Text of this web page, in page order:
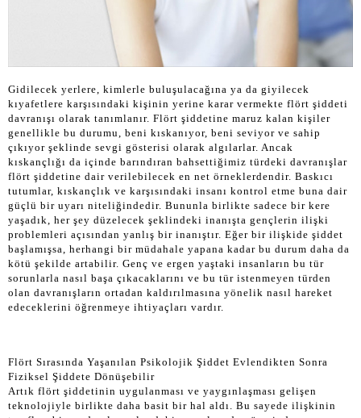
Gidilecek yerlere, kimlerle buluşulacağına ya da giyilecek
kıyafetlere karşısındaki kişinin yerine karar vermekte flört şiddeti
davranışı olarak tanımlanır. Flört şiddetine maruz kalan kişiler
genellikle bu durumu, beni kıskanıyor, beni seviyor ve sahip
çıkıyor şeklinde sevgi gösterisi olarak algılarlar. Ancak
kıskançlığı da içinde barındıran bahsettiğimiz türdeki davranışlar
flört şiddetine dair verilebilecek en net örneklerdendir. Baskıcı
tutumlar, kıskançlık ve karşısındaki insanı kontrol etme buna dair
güçlü bir uyarı niteliğindedir. Bununla birlikte sadece bir kere
yaşadık, her şey düzelecek şeklindeki inanışta gençlerin ilişki
problemleri açısından yanlış bir inanıştır. Eğer bir ilişkide şiddet
başlamışsa, herhangi bir müdahale yapana kadar bu durum daha da
kötü şekilde artabilir. Genç ve ergen yaştaki insanların bu tür
sorunlarla nasıl başa çıkacaklarını ve bu tür istenmeyen türden
olan davranışların ortadan kaldırılmasına yönelik nasıl hareket
edeceklerini öğrenmeye ihtiyaçları vardır.
Flört Sırasında Yaşanılan Psikolojik Şiddet Evlendikten Sonra
Fiziksel Şiddete Dönüşebilir
Artık flört şiddetinin uygulanması ve yaygınlaşması gelişen
teknolojiyle birlikte daha basit bir hal aldı. Bu sayede ilişkinin